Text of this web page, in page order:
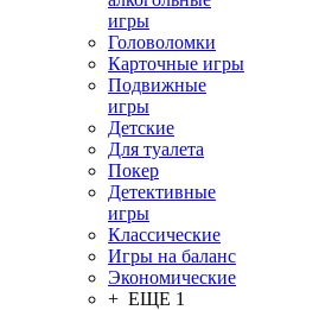
игры
Головоломки
Карточные игры
Подвижные
игры
Детские
Для туалета
Покер
Детективные
игры
Классические
Игры на баланс
Экономические
+ ЕЩЕ 1